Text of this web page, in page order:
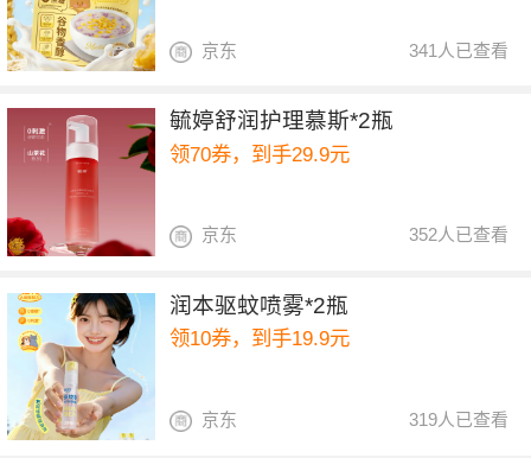
341人已查看
京东
毓婷舒润护理慕斯*2瓶
领70券，到手29.9元
352人已查看
京东
润本驱蚊喷雾*2瓶
领10券，到手19.9元
319人已查看
京东